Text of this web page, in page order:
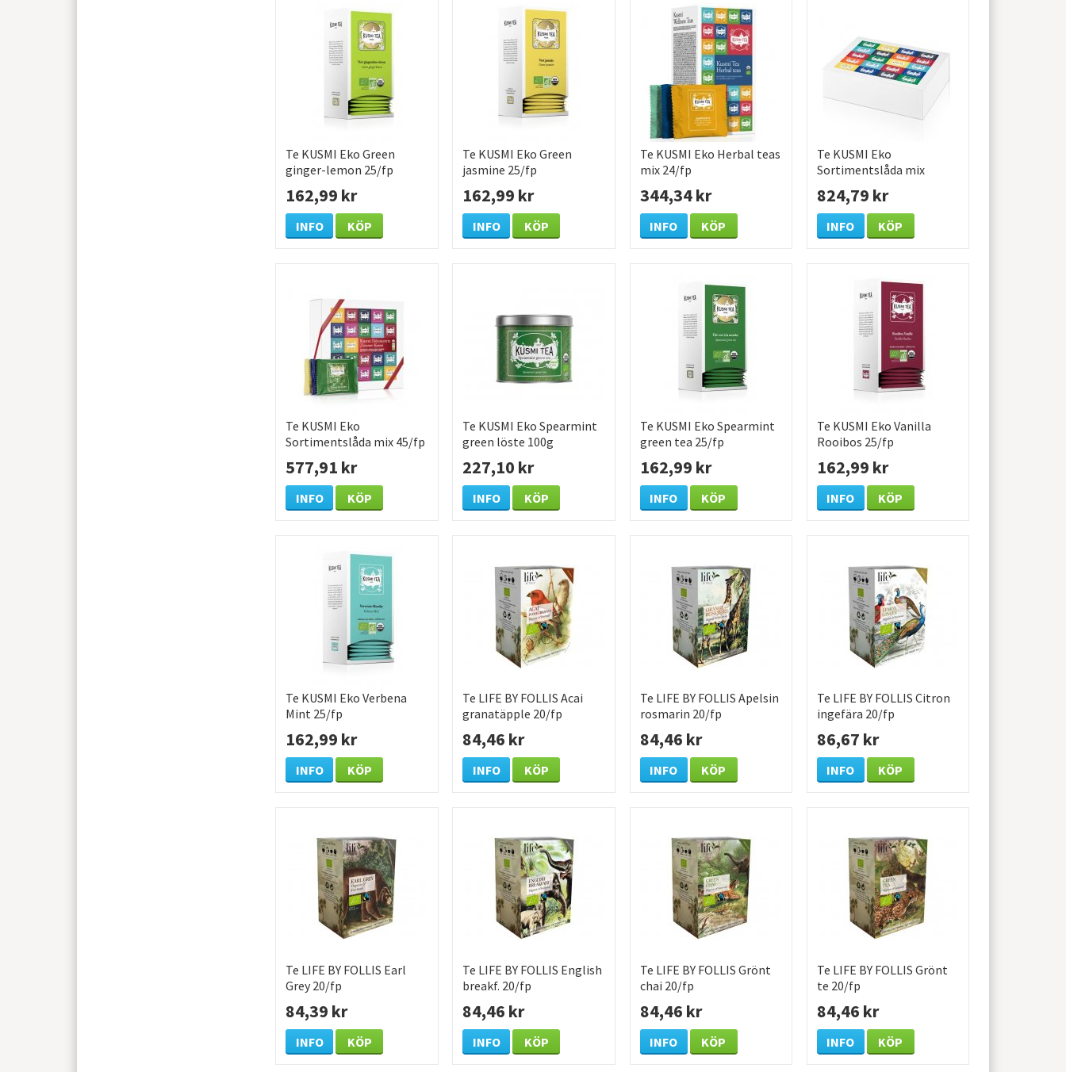
Te KUSMI Eko Green
ginger-lemon 25/fp
162,99 kr
INFO KÖP
Te KUSMI Eko Green
jasmine 25/fp
162,99 kr
INFO KÖP
Te KUSMI Eko Herbal teas
mix 24/fp
344,34 kr
INFO KÖP
Te KUSMI Eko
Sortimentslåda mix
824,79 kr
INFO KÖP
Te KUSMI Eko
Sortimentslåda mix 45/fp
577,91 kr
INFO KÖP
Te KUSMI Eko Spearmint
green löste 100g
227,10 kr
INFO KÖP
Te KUSMI Eko Spearmint
green tea 25/fp
162,99 kr
INFO KÖP
Te KUSMI Eko Vanilla
Rooibos 25/fp
162,99 kr
INFO KÖP
Te KUSMI Eko Verbena
Mint 25/fp
162,99 kr
INFO KÖP
Te LIFE BY FOLLIS Acai
granatäpple 20/fp
84,46 kr
INFO KÖP
Te LIFE BY FOLLIS Apelsin
rosmarin 20/fp
84,46 kr
INFO KÖP
Te LIFE BY FOLLIS Citron
ingefära 20/fp
86,67 kr
INFO KÖP
Te LIFE BY FOLLIS Earl
Grey 20/fp
84,39 kr
INFO KÖP
Te LIFE BY FOLLIS English
breakf. 20/fp
84,46 kr
INFO KÖP
Te LIFE BY FOLLIS Grönt
chai 20/fp
84,46 kr
INFO KÖP
Te LIFE BY FOLLIS Grönt
te 20/fp
84,46 kr
INFO KÖP